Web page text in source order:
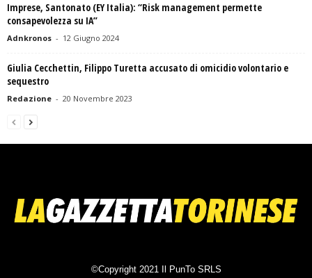
Imprese, Santonato (EY Italia): “Risk management permette
consapevolezza su IA”
Adnkronos - 12 Giugno 2024
Giulia Cecchettin, Filippo Turetta accusato di omicidio volontario e
sequestro
Redazione - 20 Novembre 2023
©Copyright 2021 Il PunTo SRLS